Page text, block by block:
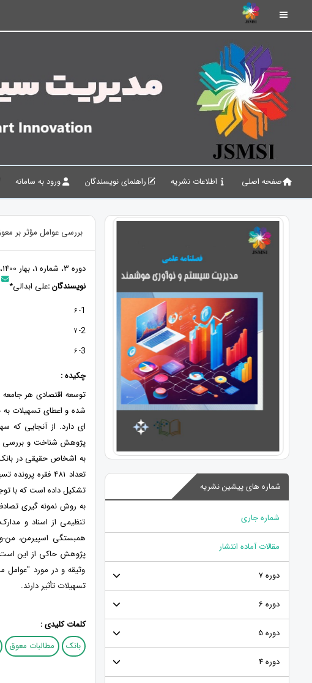
صفحه اصلی اطلاعات نشریه راهنمای نویسندگان ورود به سامانه
شماره های پیشین نشریه
شماره جاری
مقالات آماده انتشار
دوره 7
دوره 6
دوره 5
دوره 4
بررسی عوامل مؤثر بر
دوره 3، شماره 1، بهار 1400، صفحات 18 - 1
نویسندگان :علی ابدالی*
1
- 6
2
- 7
3
- 6
چکیده :
توسعه اقتصادی هر جامعه
شده و اعطای تسهیلات
ای دارد. از آنجایی که
پژوهش شناخت و بررسی
تعداد 481 فقره
به روش نمونه گیری
تنظیمی از اسناد و
همبستگی اسپیرمن، من-
پژوهش حاکی از این است
وثیقه و در مورد "عوامل
تسهیلات تأثیر دارند.
کلمات کلیدی :
بانک
مطالبات معوق